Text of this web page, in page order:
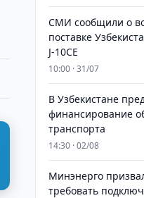
СМИ сообщили о
поставке
J-10CE
10:00 · 31/07
В Узбекистане
финансирование
транспорта
14:30 · 02/08
Минэнерго
требовать